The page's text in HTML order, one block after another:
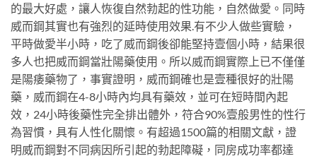
的最大好處，讓人恢復自然勃起的性功能，自然做愛。同時
威而鋼其實也有強烈的延時使用效果.有不少人做些實驗，
平時做愛半小時，吃了威而鋼後卻能堅持壹個小時，結果很
多人也把威而鋼當壯陽藥使用。所以威而鋼實際上已不僅僅
是陽痿藥物了，事實證明，威而鋼確也是壹種很好的壯陽
藥，威而鋼在4-8小時內均具有藥效，並可在短時間內起
效，24小時後藥性完全排出體外，符合90%壹般男性的性行
為習慣，具有人性化關懷。有超過1500篇的相關文獻，證
明威而鋼對不同病因所引起的勃起障礙，同房成功率都達